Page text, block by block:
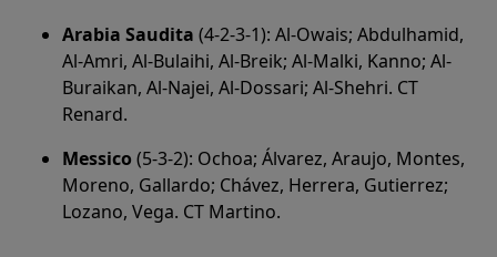
Arabia Saudita (4-2-3-1): Al-Owais; Abdulhamid,
Al-Amri, Al-Bulaihi, Al-Breik; Al-Malki, Kanno; Al-
Buraikan, Al-Najei, Al-Dossari; Al-Shehri. CT
Renard.
Messico (5-3-2): Ochoa; Álvarez, Araujo, Montes,
Moreno, Gallardo; Chávez, Herrera, Gutierrez;
Lozano, Vega. CT Martino.